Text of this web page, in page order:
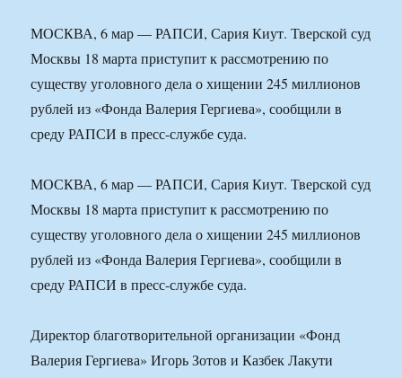
МОСКВА, 6 мар — РАПСИ, Сария Киут. Тверской суд
Москвы 18 марта приступит к рассмотрению по
существу уголовного дела о хищении 245 миллионов
рублей из «Фонда Валерия Гергиева», сообщили в
среду РАПСИ в пресс-службе суда.
МОСКВА, 6 мар — РАПСИ, Сария Киут. Тверской суд
Москвы 18 марта приступит к рассмотрению по
существу уголовного дела о хищении 245 миллионов
рублей из «Фонда Валерия Гергиева», сообщили в
среду РАПСИ в пресс-службе суда.
Директор благотворительной организации «Фонд
Валерия Гергиева» Игорь Зотов и Казбек Лакути